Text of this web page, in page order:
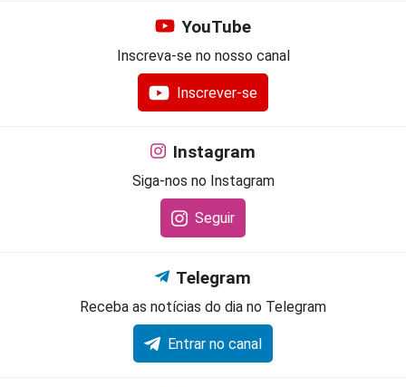
YouTube
Inscreva-se no nosso canal
Inscrever-se
Instagram
Siga-nos no Instagram
Seguir
Telegram
Receba as notícias do dia no Telegram
Entrar no canal